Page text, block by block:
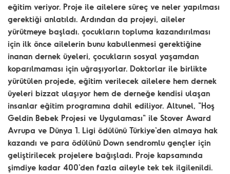
eğitim veriyor. Proje ile ailelere süreç ve neler yapılması
gerektiği anlatıldı. Ardından da projeyi, aileler
yürütmeye başladı. çocukların topluma kazandırılması
için ilk önce ailelerin bunu kabullenmesi gerektiğine
inanan dernek üyeleri, çocukların sosyal yaşamdan
koparılmaması için uğraşıyorlar. Doktorlar ile birlikte
yürütülen projede, eğitim verilecek ailelere hem dernek
üyeleri bizzat ulaşıyor hem de derneğe kendisi ulaşan
insanlar eğitim programına dahil ediliyor. Altunel, "Hoş
Geldin Bebek Projesi ve Uygulaması" ile Stover Award
Avrupa ve Dünya 1. Ligi ödülünü Türkiye'den almaya hak
kazandı ve para ödülünü Down sendromlu gençler için
geliştirilecek projelere bağışladı. Proje kapsamında
şimdiye kadar 400'den fazla aileyle tek tek ilgilenildi.